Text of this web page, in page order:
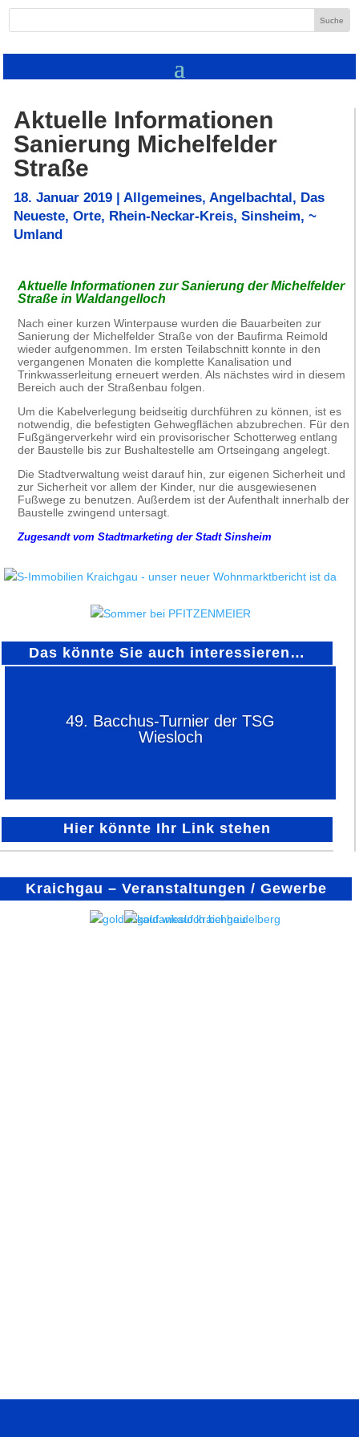
Aktuelle Informationen
Sanierung Michelfelder
Straße
18. Januar 2019 | Allgemeines, Angelbachtal, Das
Neueste, Orte, Rhein-Neckar-Kreis, Sinsheim, ~
Umland
Aktuelle Informationen zur Sanierung der Michelfelder
Straße in Waldangelloch
Nach einer kurzen Winterpause wurden die Bauarbeiten zur
Sanierung der Michelfelder Straße von der Baufirma Reimold
wieder aufgenommen. Im ersten Teilabschnitt konnte in den
vergangenen Monaten die komplette Kanalisation und
Trinkwasserleitung erneuert werden. Als nächstes wird in diesem
Bereich auch der Straßenbau folgen.
Um die Kabelverlegung beidseitig durchführen zu können, ist es
notwendig, die befestigten Gehwegflächen abzubrechen. Für den
Fußgängerverkehr wird ein provisorischer Schotterweg entlang
der Baustelle bis zur Bushaltestelle am Ortseingang angelegt.
Die Stadtverwaltung weist darauf hin, zur eigenen Sicherheit und
zur Sicherheit vor allem der Kinder, nur die ausgewiesenen
Fußwege zu benutzen. Außerdem ist der Aufenthalt innerhalb der
Baustelle zwingend untersagt.
Zugesandt vom Stadtmarketing der Stadt Sinsheim
Das könnte Sie auch interessieren…
49. Bacchus-Turnier der TSG
Wiesloch
Hier könnte Ihr Link stehen
Kraichgau – Veranstaltungen / Gewerbe